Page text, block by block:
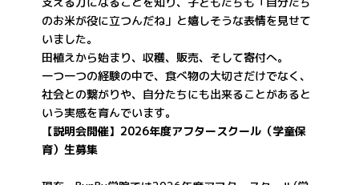
のお米が役に立つんだね」と嬉しそうな表情を見せて
いました。
田植えから始まり、収穫、販売、そして寄付へ。
一つ一つの経験の中で、食べ物の大切さだけでなく、
社会との繋がりや、自分たちにも出来ることがあると
いう実感を育んでいます。
【説明会開催】2026年度アフタースクール（学童保
育）生募集